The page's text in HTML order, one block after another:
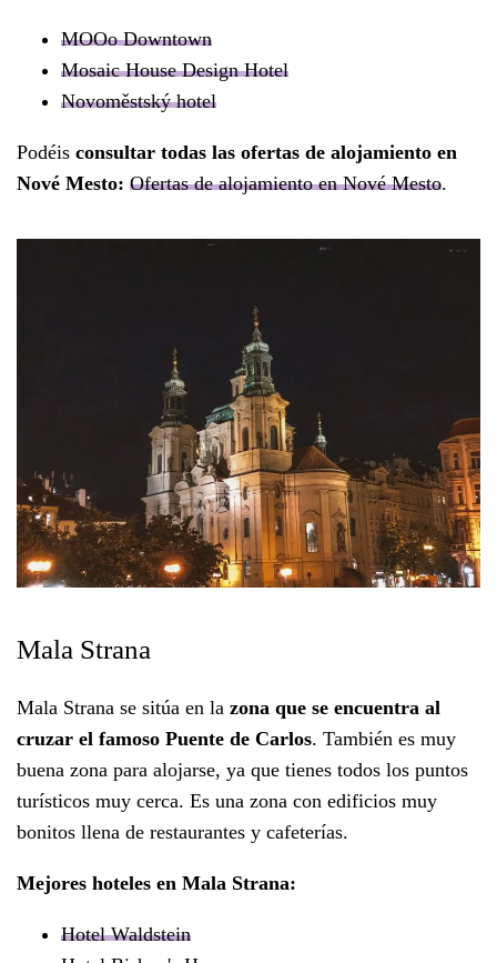
MOOo Downtown
Mosaic House Design Hotel
Novoměstský hotel
Podéis consultar todas las ofertas de alojamiento en
Nové Mesto: Ofertas de alojamiento en Nové Mesto.
Mala Strana
Mala Strana se sitúa en la zona que se encuentra al
cruzar el famoso Puente de Carlos. También es muy
buena zona para alojarse, ya que tienes todos los puntos
turísticos muy cerca. Es una zona con edificios muy
bonitos llena de restaurantes y cafeterías.
Mejores hoteles en Mala Strana:
Hotel Waldstein